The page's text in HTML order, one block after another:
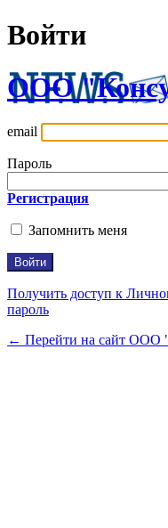
Войти
ООО
email
Пароль
Регистрация
Запомнить меня
Получить доступ к
пароль
← Перейти на сайт ООО